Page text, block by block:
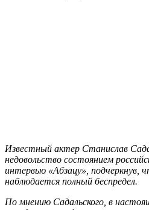
Известный актер Станислав
недовольство состоянием
интервью «Абзацу», подчеркнув,
наблюдается полный беспредел.
По мнению Садальского, в